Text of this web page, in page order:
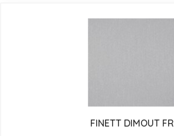
FINETT DIMOUT FR